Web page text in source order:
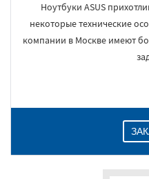
Ноутбуки ASUS
некоторые технические
компании в Москве имеют